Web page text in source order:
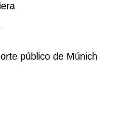
público de Múnich